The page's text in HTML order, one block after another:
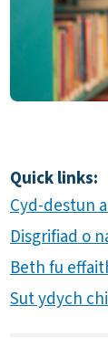
Quick links:
Cyd-destun
Disgrifiad o
Beth fu
Sut ydych